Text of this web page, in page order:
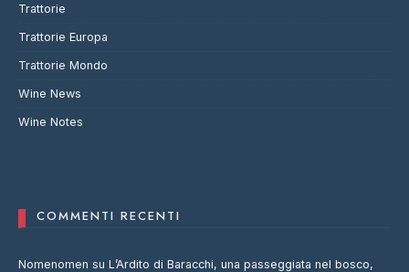
Trattorie
Trattorie Europa
Trattorie Mondo
Wine News
Wine Notes
COMMENTI RECENTI
Nomenomen su L’Ardito di Baracchi, una passeggiata nel bosco,